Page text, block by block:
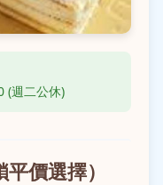
(週二公休)
價選擇）